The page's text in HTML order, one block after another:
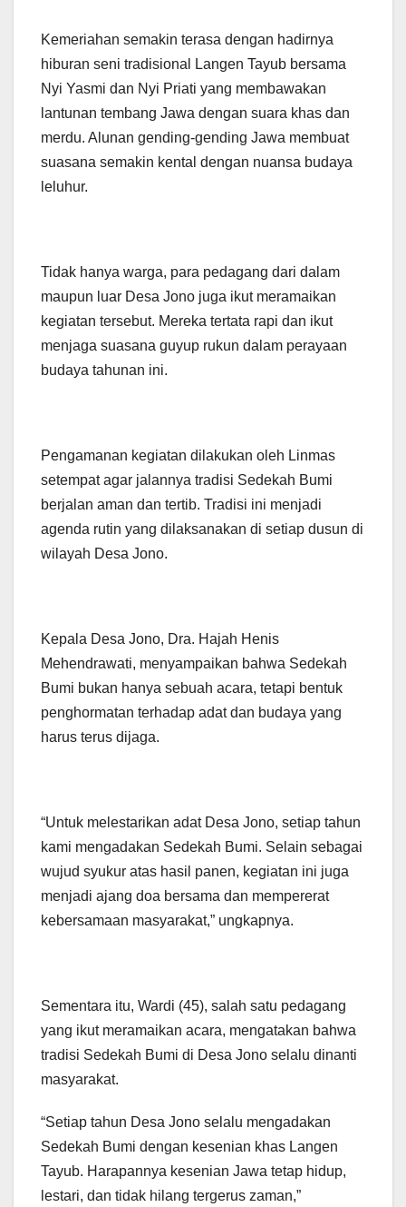
Kemeriahan semakin terasa dengan hadirnya
hiburan seni tradisional Langen Tayub bersama
Nyi Yasmi dan Nyi Priati yang membawakan
lantunan tembang Jawa dengan suara khas dan
merdu. Alunan gending-gending Jawa membuat
suasana semakin kental dengan nuansa budaya
leluhur.
Tidak hanya warga, para pedagang dari dalam
maupun luar Desa Jono juga ikut meramaikan
kegiatan tersebut. Mereka tertata rapi dan ikut
menjaga suasana guyup rukun dalam perayaan
budaya tahunan ini.
Pengamanan kegiatan dilakukan oleh Linmas
setempat agar jalannya tradisi Sedekah Bumi
berjalan aman dan tertib. Tradisi ini menjadi
agenda rutin yang dilaksanakan di setiap dusun di
wilayah Desa Jono.
Kepala Desa Jono, Dra. Hajah Henis
Mehendrawati, menyampaikan bahwa Sedekah
Bumi bukan hanya sebuah acara, tetapi bentuk
penghormatan terhadap adat dan budaya yang
harus terus dijaga.
“Untuk melestarikan adat Desa Jono, setiap tahun
kami mengadakan Sedekah Bumi. Selain sebagai
wujud syukur atas hasil panen, kegiatan ini juga
menjadi ajang doa bersama dan mempererat
kebersamaan masyarakat,” ungkapnya.
Sementara itu, Wardi (45), salah satu pedagang
yang ikut meramaikan acara, mengatakan bahwa
tradisi Sedekah Bumi di Desa Jono selalu dinanti
masyarakat.
“Setiap tahun Desa Jono selalu mengadakan
Sedekah Bumi dengan kesenian khas Langen
Tayub. Harapannya kesenian Jawa tetap hidup,
lestari, dan tidak hilang tergerus zaman,”